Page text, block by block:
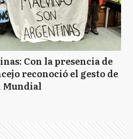
Con la presencia de
reconoció el gesto de
Mundial